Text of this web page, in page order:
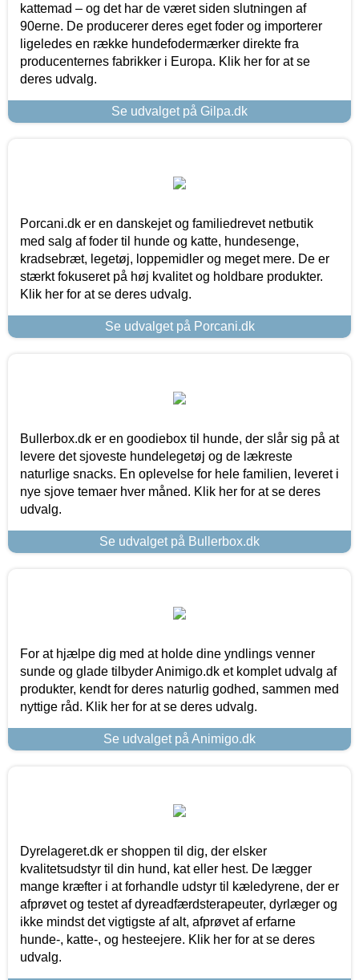
kattemad – og det har de været siden slutningen af
90erne. De producerer deres eget foder og importerer
ligeledes en række hundefodermærker direkte fra
producenternes fabrikker i Europa. Klik her for at se
deres udvalg.
Se udvalget på Gilpa.dk
Porcani.dk er en danskejet og familiedrevet netbutik
med salg af foder til hunde og katte, hundesenge,
kradsebræt, legetøj, loppemidler og meget mere. De er
stærkt fokuseret på høj kvalitet og holdbare produkter.
Klik her for at se deres udvalg.
Se udvalget på Porcani.dk
Bullerbox.dk er en goodiebox til hunde, der slår sig på at
levere det sjoveste hundelegetøj og de lækreste
naturlige snacks. En oplevelse for hele familien, leveret i
nye sjove temaer hver måned. Klik her for at se deres
udvalg.
Se udvalget på Bullerbox.dk
For at hjælpe dig med at holde dine yndlings venner
sunde og glade tilbyder Animigo.dk et komplet udvalg af
produkter, kendt for deres naturlig godhed, sammen med
nyttige råd. Klik her for at se deres udvalg.
Se udvalget på Animigo.dk
Dyrelageret.dk er shoppen til dig, der elsker
kvalitetsudstyr til din hund, kat eller hest. De lægger
mange kræfter i at forhandle udstyr til kæledyrene, der er
afprøvet og testet af dyreadfærdsterapeuter, dyrlæger og
ikke mindst det vigtigste af alt, afprøvet af erfarne
hunde-, katte-, og hesteejere. Klik her for at se deres
udvalg.